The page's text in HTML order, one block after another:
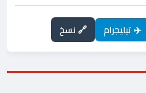
✈️ تيليجرام 🔗 نسخ